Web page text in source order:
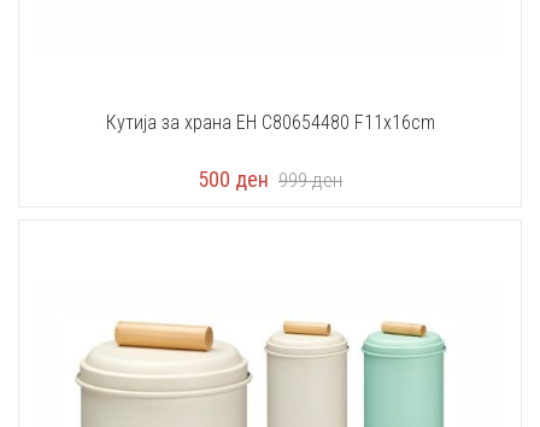
Кутија за храна EH C80654480 F11x16cm
500 ден 999ден